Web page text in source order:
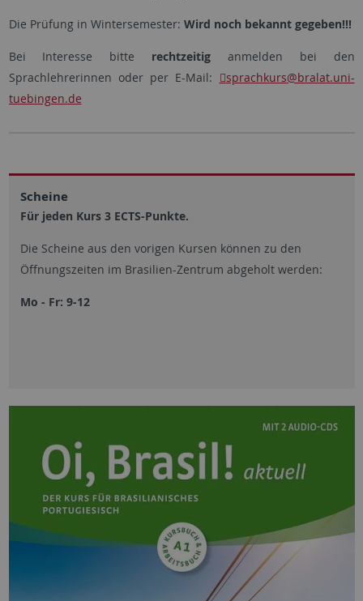
Die Prüfung in Wintersemester: Wird noch bekannt gegeben!!!
Bei Interesse bitte rechtzeitig anmelden bei den
Sprachlehrerinnen oder per E-Mail:
sprachkurs@bralat.uni-
tuebingen.de
Scheine
Für jeden Kurs 3 ECTS-Punkte.
Die Scheine aus den vorigen Kursen können zu den
Öffnungszeiten im Brasilien-Zentrum abgeholt werden:
Mo - Fr: 9-12